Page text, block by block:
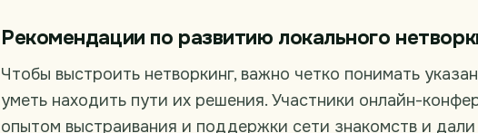
Рекомендации по развитию локального
Чтобы выстроить нетворкинг, важно четко понимать
уметь находить пути их решения. Участники онлайн-
опытом выстраивания и поддержки сети знакомств и